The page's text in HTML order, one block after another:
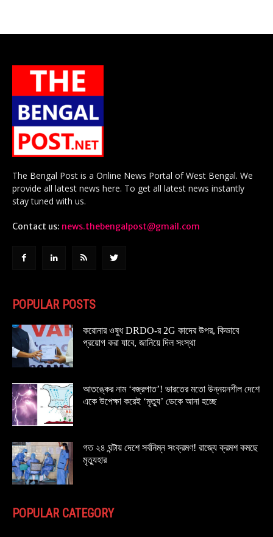
The Bengal Post is a Online News Portal of West Bengal. We
provide all latest news here. To get all latest news instantly
stay tuned with us.
Contact us: news.thebengalpost@gmail.com
POPULAR POSTS
করোনার ওষুধ DRDO-র 2G কাদের উপর, কিভাবে
প্রয়োগ করা যাবে, জানিয়ে দিল সংস্থা
আতঙ্কের নাম ‘বজ্রপাত’! ভারতের মতো উন্নয়নশীল দেশে
একে উপেক্ষা করেই ‘মৃত্যু’ ডেকে আনা হচ্ছে
গত ২৪ ঘন্টায় দেশে সর্বনিম্ন সংক্রমণ! রাজ্যে ক্রমশ কমছে
মৃত্যুহার
POPULAR CATEGORY